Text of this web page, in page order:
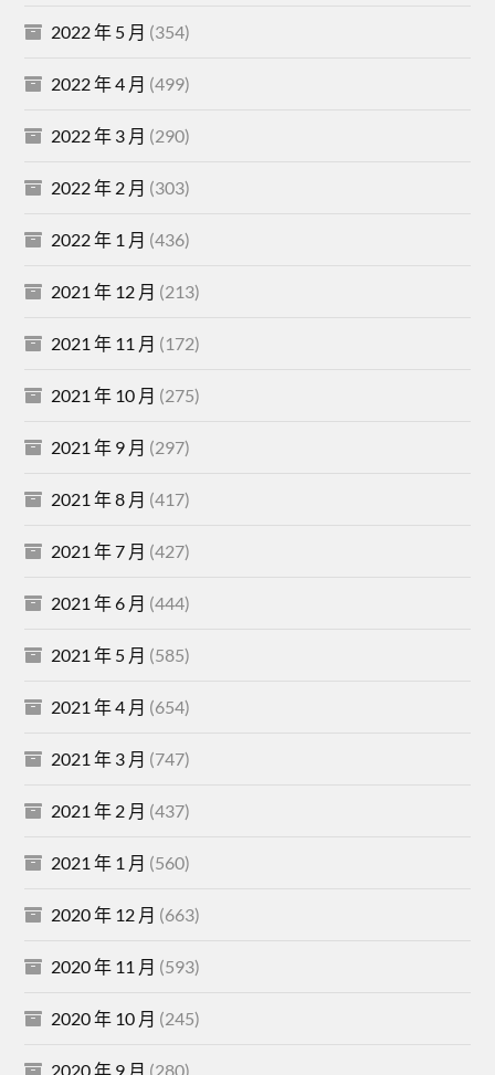
2022 年 5 月 (354)
2022 年 4 月 (499)
2022 年 3 月 (290)
2022 年 2 月 (303)
2022 年 1 月 (436)
2021 年 12 月 (213)
2021 年 11 月 (172)
2021 年 10 月 (275)
2021 年 9 月 (297)
2021 年 8 月 (417)
2021 年 7 月 (427)
2021 年 6 月 (444)
2021 年 5 月 (585)
2021 年 4 月 (654)
2021 年 3 月 (747)
2021 年 2 月 (437)
2021 年 1 月 (560)
2020 年 12 月 (663)
2020 年 11 月 (593)
2020 年 10 月 (245)
2020 年 9 月 (280)